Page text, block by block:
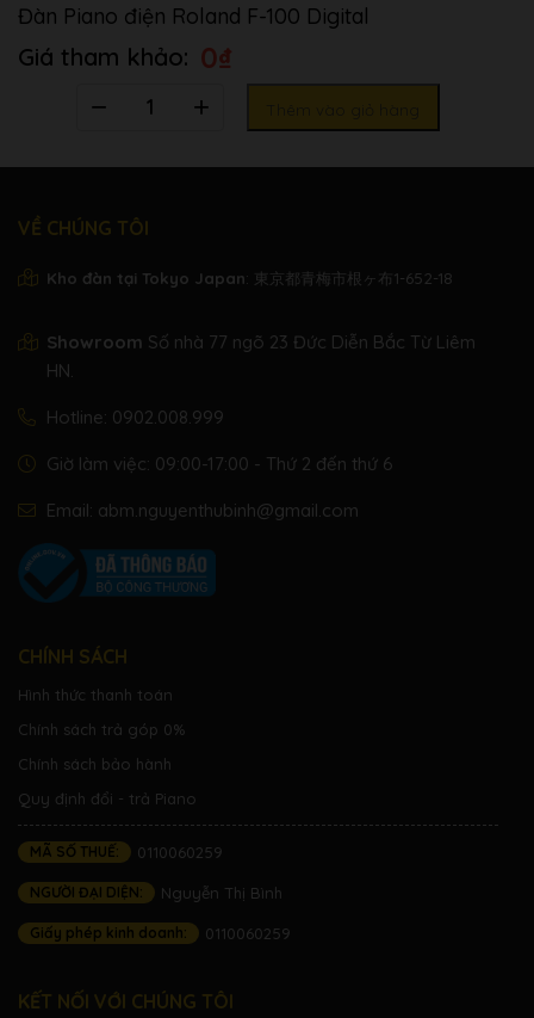
Đàn Piano điện Roland F-100 Digital
0₫
VỀ CHÚNG TÔI
Kho đàn tại Tokyo Japan: 東京都青梅市根ヶ布1-652-18
Showroom Số nhà 77 ngõ 23 Đức Diễn Bắc Từ Liêm
HN.
Hotline: 0902.008.999
Giờ làm việc: 09:00-17:00 - Thứ 2 đến thứ 6
Email: abm.nguyenthubinh@gmail.com
CHÍNH SÁCH
Hình thức thanh toán
Chính sách trả góp 0%
Chính sách bảo hành
Quy định đổi - trả Piano
MÃ SỐ THUẾ: 0110060259
NGƯỜI ĐẠI DIỆN: Nguyễn Thị Bình
Giấy phép kinh doanh: 0110060259
KẾT NỐI VỚI CHÚNG TÔI